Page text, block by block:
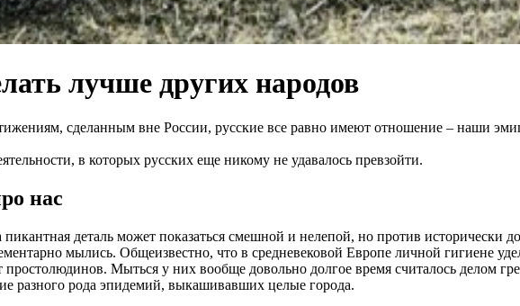
лучше других народов
сделанным вне России, русские все равно имеют отношение – наши
в которых русских еще никому не удавалось превзойти.
нас
деталь может показаться смешной и нелепой, но против исторически
мылись. Общеизвестно, что в средневековой Европе личной гигиене
Мыться у них вообще довольно долгое время считалось делом
разного рода эпидемий, выкашивавших целые города.